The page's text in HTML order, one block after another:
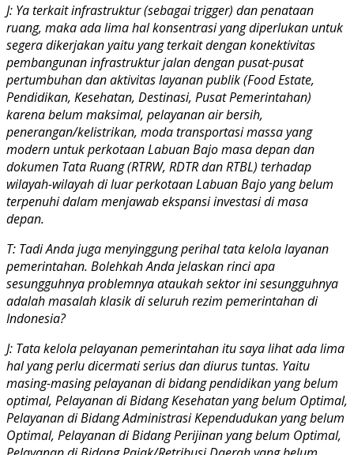
J: Ya terkait infrastruktur (sebagai trigger) dan penataan
ruang, maka ada lima hal konsentrasi yang diperlukan untuk
segera dikerjakan yaitu yang terkait dengan konektivitas
pembangunan infrastruktur jalan dengan pusat-pusat
pertumbuhan dan aktivitas layanan publik (Food Estate,
Pendidikan, Kesehatan, Destinasi, Pusat Pemerintahan)
karena belum maksimal, pelayanan air bersih,
penerangan/kelistrikan, moda transportasi massa yang
modern untuk perkotaan Labuan Bajo masa depan dan
dokumen Tata Ruang (RTRW, RDTR dan RTBL) terhadap
wilayah-wilayah di luar perkotaan Labuan Bajo yang belum
terpenuhi dalam menjawab ekspansi investasi di masa
depan.
T: Tadi Anda juga menyinggung perihal tata kelola layanan
pemerintahan. Bolehkah Anda jelaskan rinci apa
sesungguhnya problemnya ataukah sektor ini sesungguhnya
adalah masalah klasik di seluruh rezim pemerintahan di
Indonesia?
J: Tata kelola pelayanan pemerintahan itu saya lihat ada lima
hal yang perlu dicermati serius dan diurus tuntas. Yaitu
masing-masing pelayanan di bidang pendidikan yang belum
optimal, Pelayanan di Bidang Kesehatan yang belum Optimal,
Pelayanan di Bidang Administrasi Kependudukan yang belum
Optimal, Pelayanan di Bidang Perijinan yang belum Optimal,